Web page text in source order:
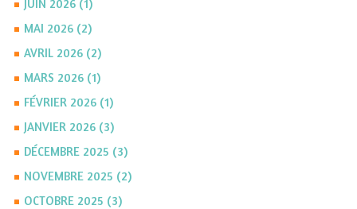
JUIN 2026 (1)
MAI 2026 (2)
AVRIL 2026 (2)
MARS 2026 (1)
FÉVRIER 2026 (1)
JANVIER 2026 (3)
DÉCEMBRE 2025 (3)
NOVEMBRE 2025 (2)
OCTOBRE 2025 (3)